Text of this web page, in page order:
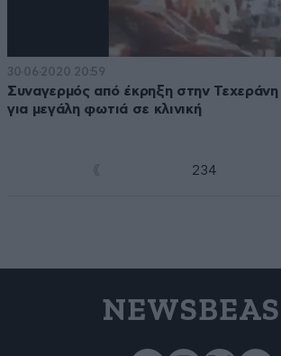
30·06·2020 20:59
Συναγερμός από έκρηξη στην
για μεγάλη φωτιά σε κλινική
234